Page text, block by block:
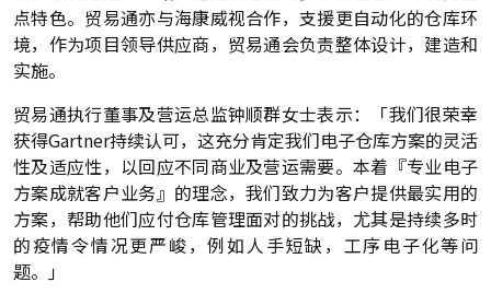
点特色。贸易通亦与海康威视合作，支援更自动化的仓库环
境，作为项目领导供应商，贸易通会负责整体设计，建造和
实施。
贸易通执行董事及营运总监钟顺群女士表示：「我们很荣幸
获得Gartner持续认可，这充分肯定我们电子仓库方案的灵活
性及适应性，以回应不同商业及营运需要。本着『专业电子
方案成就客户业务』的理念，我们致力为客户提供最实用的
方案，帮助他们应付仓库管理面对的挑战，尤其是持续多时
的疫情令情况更严峻，例如人手短缺，工序电子化等问
题。」